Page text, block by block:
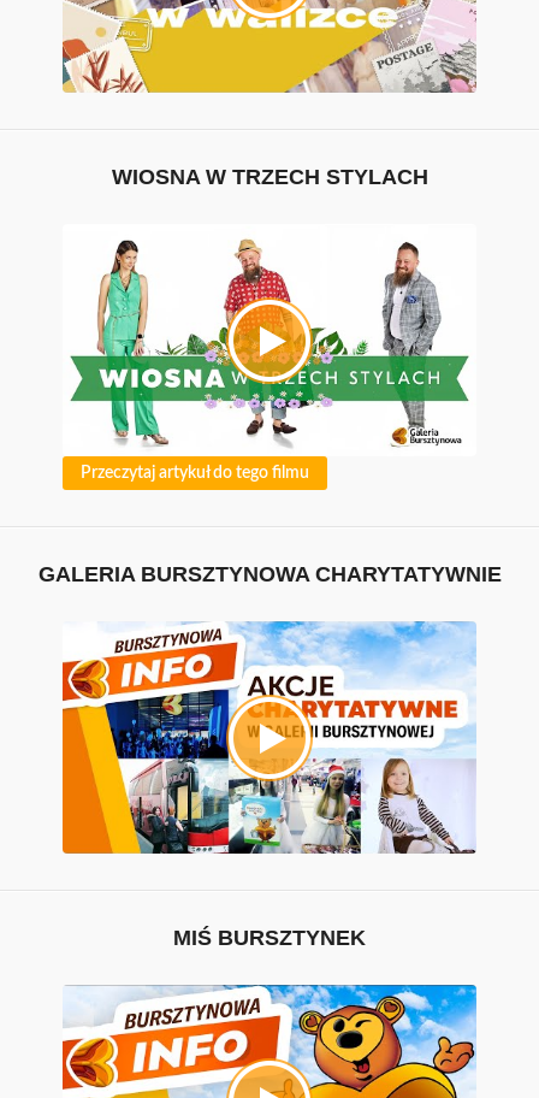
WIOSNA W TRZECH STYLACH
Przeczytaj artykuł do tego filmu
GALERIA BURSZTYNOWA CHARYTATYWNIE
MIŚ BURSZTYNEK